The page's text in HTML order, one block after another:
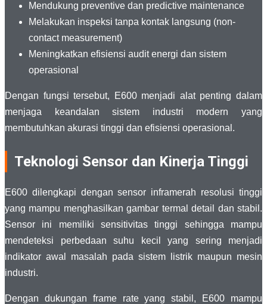
Mendukung preventive dan predictive maintenance
Melakukan inspeksi tanpa kontak langsung (non-
contact measurement)
Meningkatkan efisiensi audit energi dan sistem
operasional
Dengan fungsi tersebut, E600 menjadi alat penting dalam
menjaga keandalan sistem industri modern yang
membutuhkan akurasi tinggi dan efisiensi operasional.
Teknologi Sensor dan Kinerja Tinggi
E600 dilengkapi dengan sensor inframerah resolusi tinggi
yang mampu menghasilkan gambar termal detail dan stabil.
Sensor ini memiliki sensitivitas tinggi sehingga mampu
mendeteksi perbedaan suhu kecil yang sering menjadi
indikator awal masalah pada sistem listrik maupun mesin
industri.
Dengan dukungan frame rate yang stabil, E600 mampu